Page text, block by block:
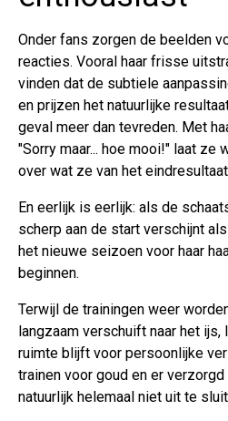
Onder fans zorgen de beelden
reacties. Vooral haar frisse
vinden dat de subtiele
en prijzen het natuurlijke
geval meer dan tevreden. Met
"Sorry maar... hoe mooi!" laat ze
over wat ze van het
En eerlijk is eerlijk: als de
scherp aan de start verschijnt
het nieuwe seizoen voor haar
beginnen.
Terwijl de trainingen weer
langzaam verschuift naar het
ruimte blijft voor persoonlijke
trainen voor goud en er
natuurlijk helemaal niet uit te